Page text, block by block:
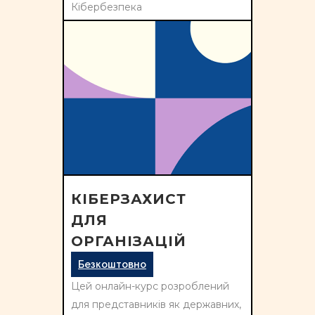
Кібербезпека
КІБЕРЗАХИСТ
ДЛЯ
ОРГАНІЗАЦІЙ
Безкоштовно
Цей онлайн-курс розроблений
для представників як державних,